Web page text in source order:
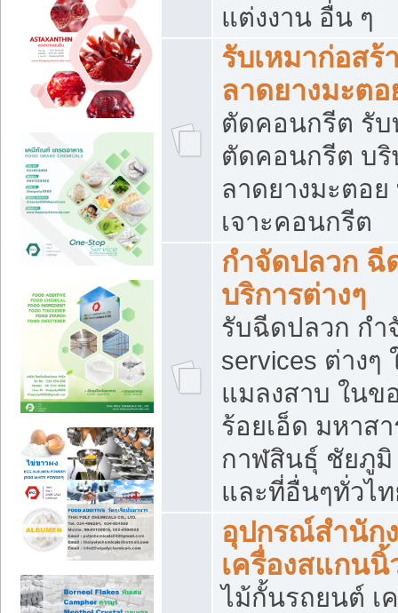
แต่งงาน อื่น ๆ
รับเหมาก่อส
ลาดยางมะต
ตัดคอนกรีต รับ
ตัดคอนกรีต บริ
ลาดยางมะตอ
เจาะคอนกรีต
กำจัดปลวก ฉี
บริการต่างๆ
รับฉีดปลวก กำ
services ต่าง
แมลงสาบ ใน
ร้อยเอ็ด มหาส
กาฬสินธุ์ ชัยภู
และที่อื่นๆทั่วไ
อุปกรณ์สำนัก
เครื่องสแกนนิ้
ไม้กั้นรถยนต์ เ